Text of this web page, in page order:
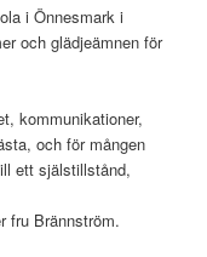
i Önnesmark i
och glädjeämnen för
kommunikationer,
och för mången
ett själstillstånd,
fru Brännström.